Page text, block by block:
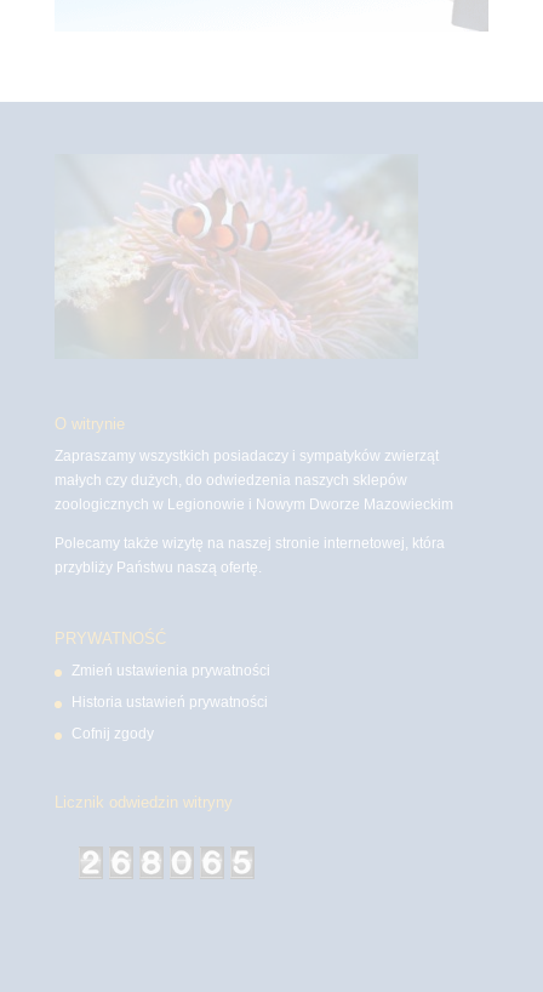
O witrynie
Zapraszamy wszystkich posiadaczy i sympatyków zwierząt
małych czy dużych, do odwiedzenia naszych sklepów
zoologicznych w Legionowie i Nowym Dworze Mazowieckim
Polecamy także wizytę na naszej stronie internetowej, która
przybliży Państwu naszą ofertę.
PRYWATNOŚĆ
Zmień ustawienia prywatności
Historia ustawień prywatności
Cofnij zgody
Licznik odwiedzin witryny